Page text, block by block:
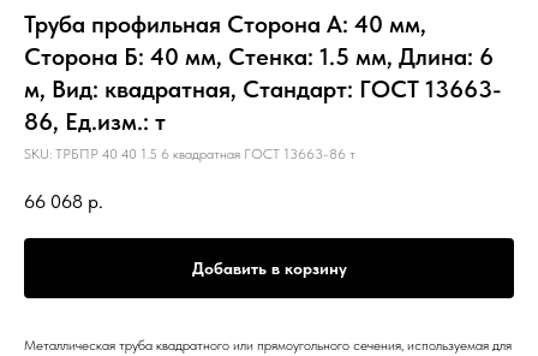
Труба профильная Сторона А: 40 мм,
Сторона Б: 40 мм, Стенка: 1.5 мм, Длина: 6
м, Вид: квадратная, Стандарт: ГОСТ 13663-
86, Ед.изм.: т
SKU: ТРБПР 40 40 1.5 6 квадратная ГОСТ 13663-86 т
66 068 р.
Добавить в корзину
Металлическая труба квадратного или прямоугольного сечения, используемая для